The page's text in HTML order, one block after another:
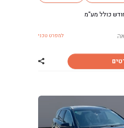
כולל מע"מ
למפרט טכני
שתף רכב קיה